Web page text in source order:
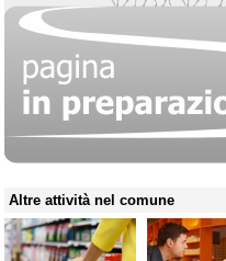
Altre attività nel comune